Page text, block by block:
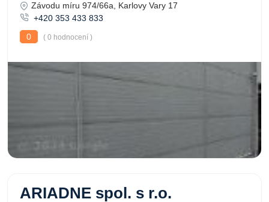
Závodu míru 974/66a, Karlovy Vary 17
+420 353 433 833
0
( 0 hodnocení )
ARIADNE spol. s r.o.